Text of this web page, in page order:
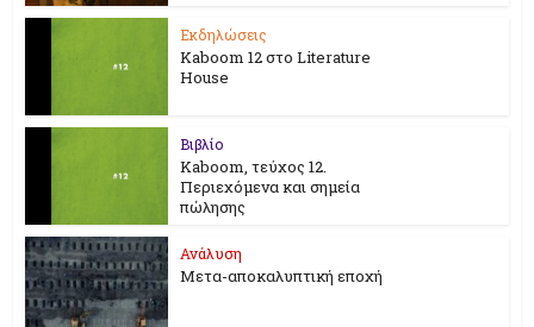
Εκδηλώσεις
Kaboom 12 στο Literature
House
Βιβλίο
Kaboom, τεύχος 12.
Περιεχόμενα και σημεία
πώλησης
Ανάλυση
Μετα-αποκαλυπτική εποχή